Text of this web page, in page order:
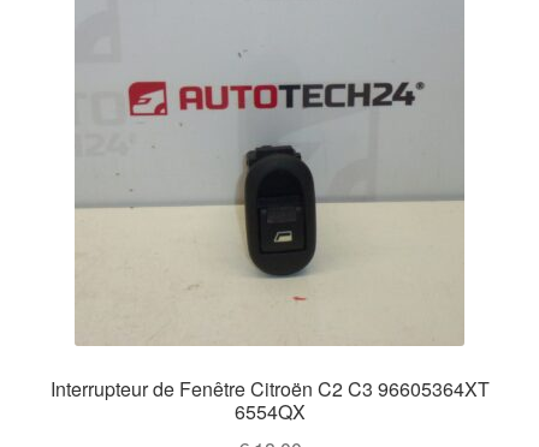
Interrupteur de Fenêtre Citroën C2 C3 96605364XT
6554QX